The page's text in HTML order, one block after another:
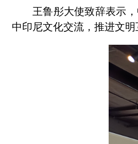
王鲁彤大使致辞表示
中印尼文化交流，推进文